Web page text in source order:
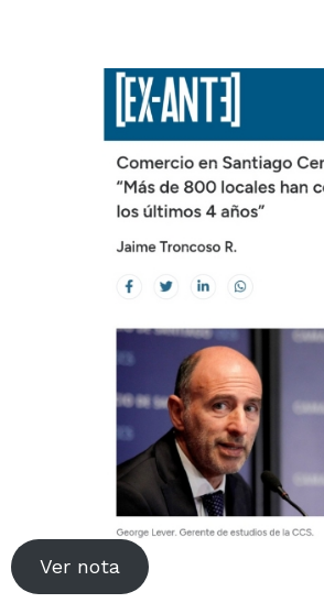
Comités de Trabajo
Unidades de Servicios
Ver nota